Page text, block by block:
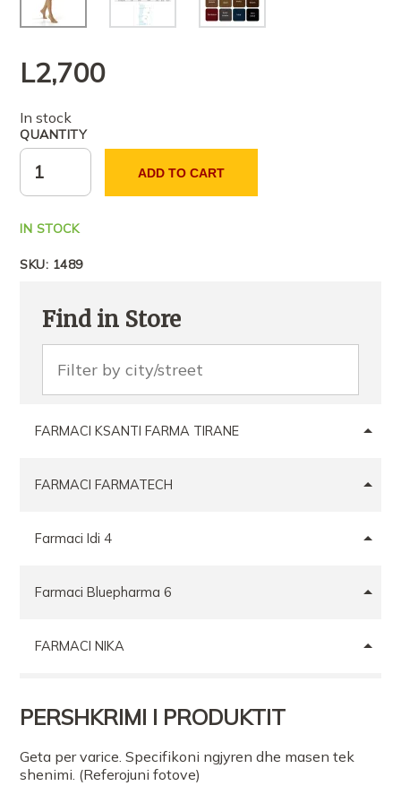
L2,700
In stock
QUANTITY
ADD TO CART
IN STOCK
SKU: 1489
Find in Store
FARMACI KSANTI FARMA TIRANE
FARMACI FARMATECH
Farmaci Idi 4
Farmaci Bluepharma 6
FARMACI NIKA
Farmaci Idi 4
PERSHKRIMI I PRODUKTIT
Geta per varice. Specifikoni ngjyren dhe masen tek
shenimi. (Referojuni fotove)